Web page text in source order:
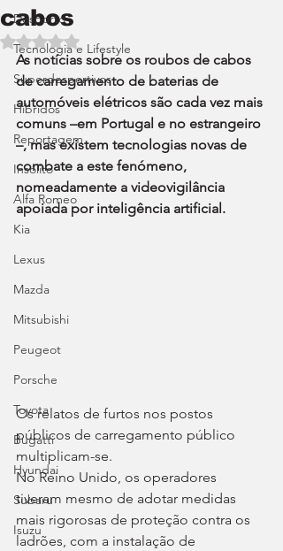
Desporto
Tecnologia e Lifestyle
Superdesportivos
Híbridos
Reportagem
Insólito
Alfa Romeo
Kia
Lexus
Mazda
Mitsubishi
Peugeot
Porsche
Toyota
Bugatti
Hyundai
Subaru
Isuzu
cabos
Avaliado com NaN de 5 estrelas.
As notícias sobre os roubos de cabos
de carregamento de baterias de
automóveis elétricos são cada vez mais
comuns –em Portugal e no estrangeiro
–, mas existem tecnologias novas de
combate a este fenómeno,
nomeadamente a videovigilância
apoiada por inteligência artificial.
Os relatos de furtos nos postos
públicos de carregamento público
multiplicam-se.
No Reino Unido, os operadores
tiveram mesmo de adotar medidas
mais rigorosas de proteção contra os
ladrões, com a instalação de